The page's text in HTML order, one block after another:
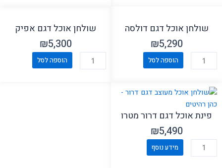
אוכל
דגם
רוסיני
שולחן אוכל דגם דולסה
₪5,290
כמות
של
אוכל
דגם
דולסה
הוספה לסל
שולחן אוכל דגם אפיק
₪5,300
כמות
של
הוספה לסל
פינת אוכל דגם דרור מטרו
₪5,490
כמות
של
מידע נוסף